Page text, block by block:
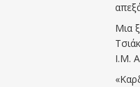
Μια
Ι.Μ.